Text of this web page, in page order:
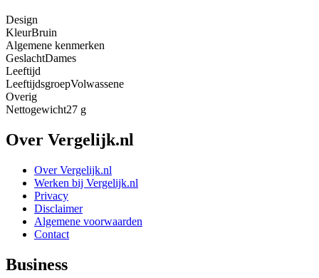
Design
KleurBruin
Algemene kenmerken
GeslachtDames
Leeftijd
LeeftijdsgroepVolwassene
Overig
Nettogewicht27 g
Over Vergelijk.nl
Over Vergelijk.nl
Werken bij Vergelijk.nl
Privacy
Disclaimer
Algemene voorwaarden
Contact
Business